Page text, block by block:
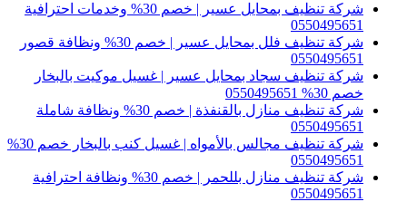
شركة تنظيف بمحايل عسير | خصم 30% وخدمات احترافية
0550495651
شركة تنظيف فلل بمحايل عسير | خصم 30% ونظافة قصور
0550495651
شركة تنظيف سجاد بمحايل عسير | غسيل موكيت بالبخار
خصم 30% 0550495651
شركة تنظيف منازل بالقنفذة | خصم 30% ونظافة شاملة
0550495651
شركة تنظيف مجالس بالأمواه | غسيل كنب بالبخار خصم 30%
0550495651
شركة تنظيف منازل بللحمر | خصم 30% ونظافة احترافية
0550495651